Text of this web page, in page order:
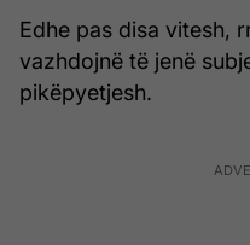
Edhe pas disa vitesh,
vazhdojnë të jenë
pikëpyetjesh.